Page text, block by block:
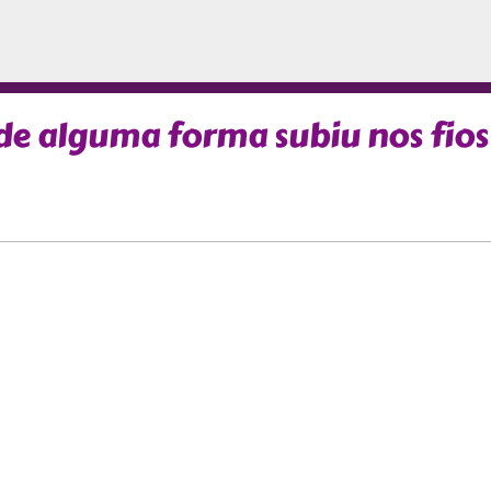
alguma forma subiu nos fios